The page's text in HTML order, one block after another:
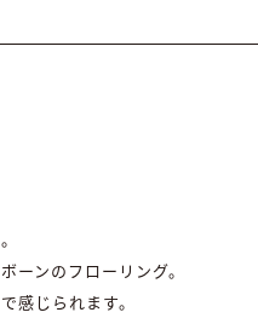
ーンのフローリング。
感じられます。